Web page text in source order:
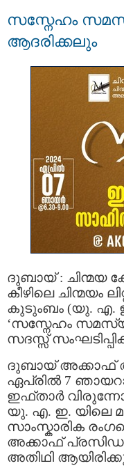
സസ്നേഹം
ആദരിക്കലും
ദുബായ് : ചിന്മയ
കീഴിലെ ചിന്മയം
കുടുംബം (യു. എ.
‘സസ്നേഹം
സദസ്സ്
ദുബായ് അക്കാഫ്
ഏപ്രിൽ 7
ഇഫ്താർ
യു. എ. ഇ. യിലെ
സാംസ്കാരിക
അക്കാഫ്
അതിഥി